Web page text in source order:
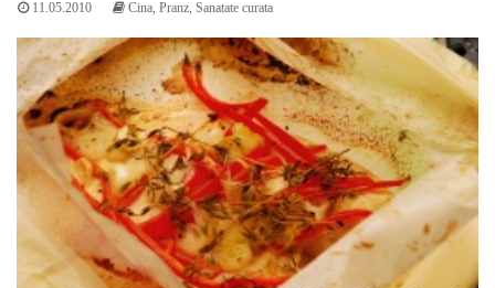
11.05.2010 Cina Pranz Sanatate curata